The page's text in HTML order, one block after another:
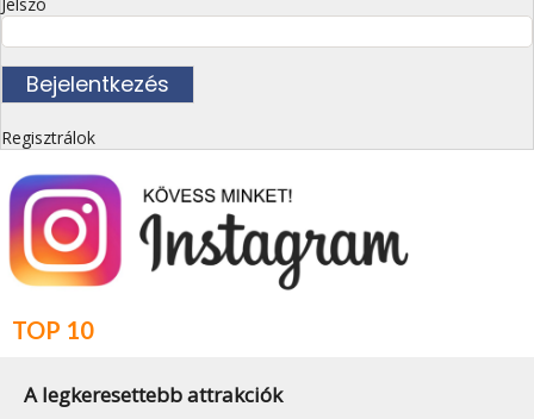
Regisztrálok
TOP 10
A legkeresettebb attrakciók